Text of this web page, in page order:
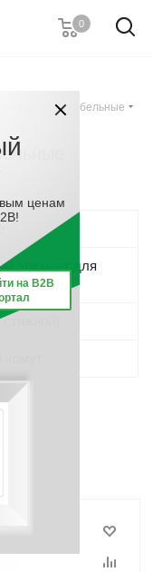
0
хомуты кабельные
элемент для
ценам
на B2B